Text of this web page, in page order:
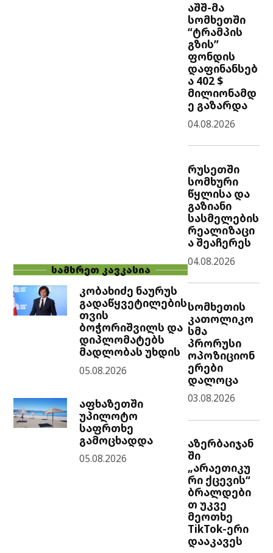
ᲡᲐᲛᲮᲠᲔᲗ ᲙᲐᲕᲙᲐᲡᲘᲐ
კობახიძე ნაურუს
გადაწყვეტილების
თვის
ბოჭორიშვილს და
დიპლომატებს
მადლობას უხდის
05.08.2026
აფხაზეთში
უპილოტო
საფრთხე
გამოცხადდა
05.08.2026
აშშ-მა
სომხეთში
“ტრამპის
გზის”
ფონდის
დაფინანსებ
ა 402 $
მილიონამდ
ე გაზარდა
04.08.2026
რუსეთში
სომხური
წყლისა და
გაზიანი
სასმელების
რეალიზაცი
ა შეაჩერეს
04.08.2026
სომხეთის
კათოლიკო
სმა
პრორუსი
ოპოზიციონ
ერები
დალოცა
03.08.2026
აზერბაიჯან
ში
„არაეთიკუ
რი ქცევის“
ბრალდები
თ უკვე
მეოთხე
TikTok-ერი
დააკავეს